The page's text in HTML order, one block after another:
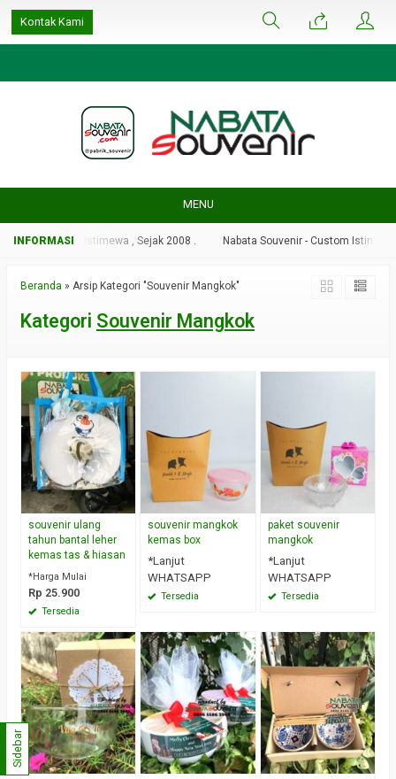
google-site-
verification=ulGFAYaRwT3xFs4fCyDEYtZPCSlyYvbOPvhRRObUW-A
Kontak Kami
MENU
- Custom Istimewa , Sejak 2008 . Nabata Souvenir - Custom Istimewa ,
Beranda » Arsip Kategori "Souvenir Mangkok"
Kategori Souvenir Mangkok
souvenir ulang
tahun bantal leher
kemas tas & hiasan
*Harga Mulai
Rp 25.900
Tersedia
souvenir mangkok
kemas box
*Lanjut
WHATSAPP
Tersedia
paket souvenir
mangkok
*Lanjut
WHATSAPP
Tersedia
Sidebar